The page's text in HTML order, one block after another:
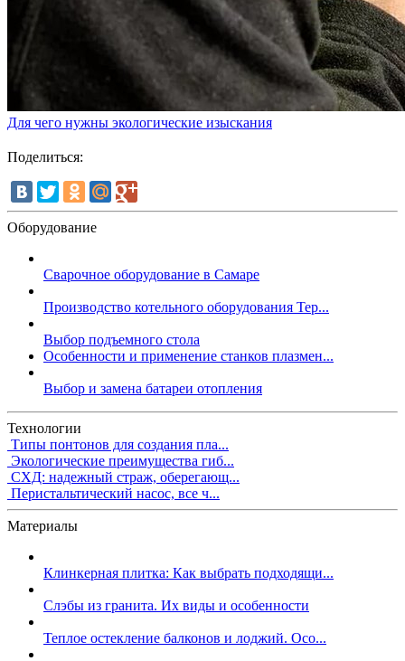
Для чего нужны экологические изыскания
Поделиться:
Оборудование
Сварочное оборудование в Самаре
Производство котельного оборудования Тер...
Выбор подъемного стола
Особенности и применение станков плазмен...
Выбор и замена батареи отопления
Технологии
Типы понтонов для создания пла...
Экологические преимущества гиб...
СХД: надежный страж, оберегающ...
Перистальтический насос, все ч...
Материалы
Клинкерная плитка: Как выбрать подходящи...
Слэбы из гранита. Их виды и особенности
Теплое остекление балконов и лоджий. Осо...